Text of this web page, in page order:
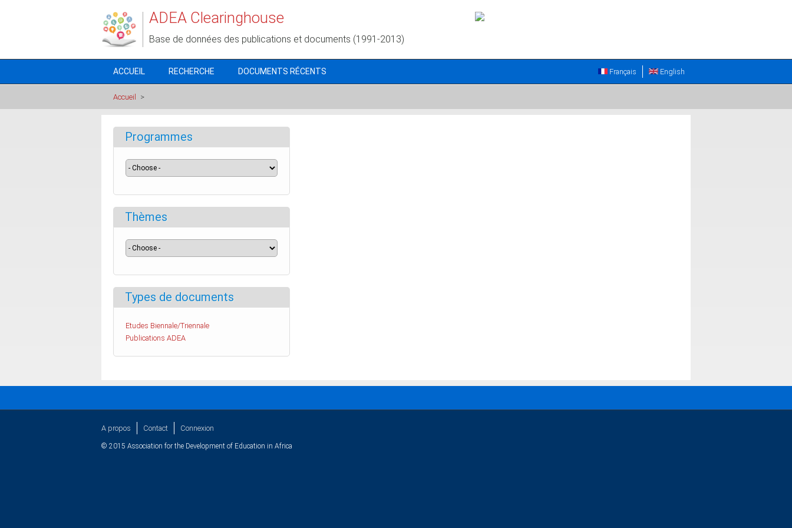
ADEA Clearinghouse
Base de données des publications et documents (1991-2013)
ACCUEIL RECHERCHE DOCUMENTS RÉCENTS English
Français
Accueil >
Programmes
Thèmes
Types de documents
Etudes Biennale/Triennale
Publications ADEA
A propos Contact Connexion
© 2015 Association for the Development of Education in Africa